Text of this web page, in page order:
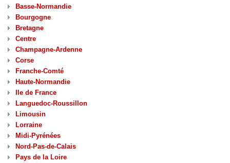
Basse-Normandie
Bourgogne
Bretagne
Centre
Champagne-Ardenne
Corse
Franche-Comté
Haute-Normandie
Ile de France
Languedoc-Roussillon
Limousin
Lorraine
Midi-Pyrénées
Nord-Pas-de-Calais
Pays de la Loire